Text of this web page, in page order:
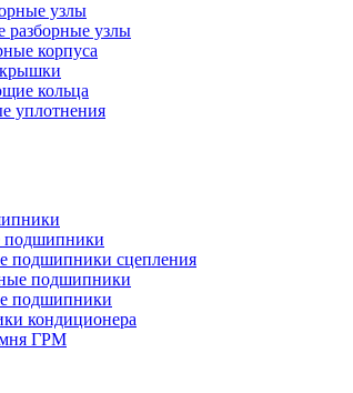
узлы
узлы
корпуса
кольца
уплотнения
подшипники
сцепления
подшипники
подшипники
кондиционера
ГРМ